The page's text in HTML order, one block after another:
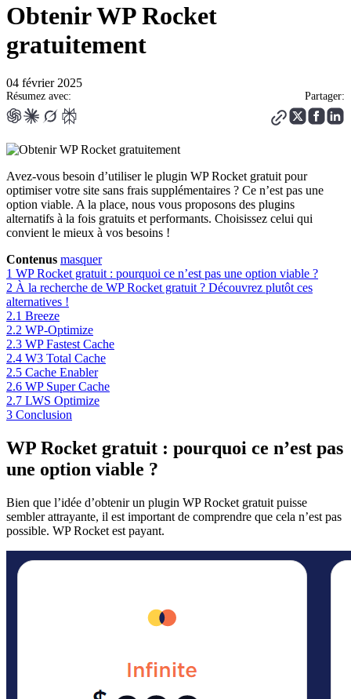
Obtenir WP Rocket
gratuitement
04 février 2025
Résumez avec: Partager:
Avez-vous besoin d’utiliser le plugin WP Rocket gratuit pour
optimiser votre site sans frais supplémentaires ? Ce n’est pas une
option viable. A la place, nous vous proposons des plugins
alternatifs à la fois gratuits et performants. Choisissez celui qui
convient le mieux à vos besoins !
Contenus masquer
1 WP Rocket gratuit : pourquoi ce n’est pas une option viable ?
2 À la recherche de WP Rocket gratuit ? Découvrez plutôt ces
alternatives !
2.1 Breeze
2.2 WP-Optimize
2.3 WP Fastest Cache
2.4 W3 Total Cache
2.5 Cache Enabler
2.6 WP Super Cache
2.7 LWS Optimize
3 Conclusion
WP Rocket gratuit : pourquoi ce n’est pas
une option viable ?
Bien que l’idée d’obtenir un plugin WP Rocket gratuit puisse
sembler attrayante, il est important de comprendre que cela n’est pas
possible. WP Rocket est payant.